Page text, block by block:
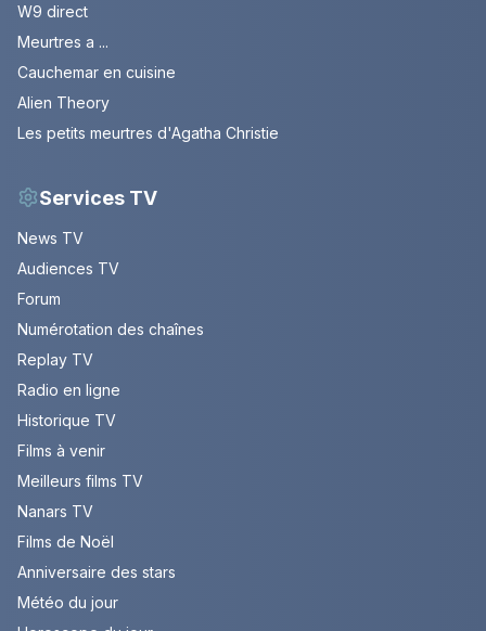
W9 direct
Meurtres a ...
Cauchemar en cuisine
Alien Theory
Les petits meurtres d'Agatha Christie
Services TV
News TV
Audiences TV
Forum
Numérotation des chaînes
Replay TV
Radio en ligne
Historique TV
Films à venir
Meilleurs films TV
Nanars TV
Films de Noël
Anniversaire des stars
Météo du jour